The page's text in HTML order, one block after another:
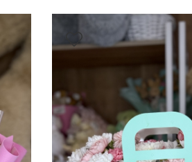
СМ
СМ
ГОРТЕНЗИЯ 1ШТ,
ХРИЗАНТЕМА КУСТОВАЯ
60СМ 3ШТ, ГЕРБЕРА 1ШТ,
ГВОЗДИКА ЦВЕТНАЯ 3Ш...